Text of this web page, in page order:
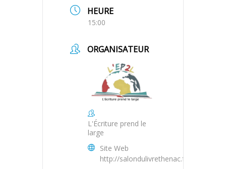
HEURE
15:00
ORGANISATEUR
L'Écriture prend le
large
Site Web
http://salondulivrethenac.fr/